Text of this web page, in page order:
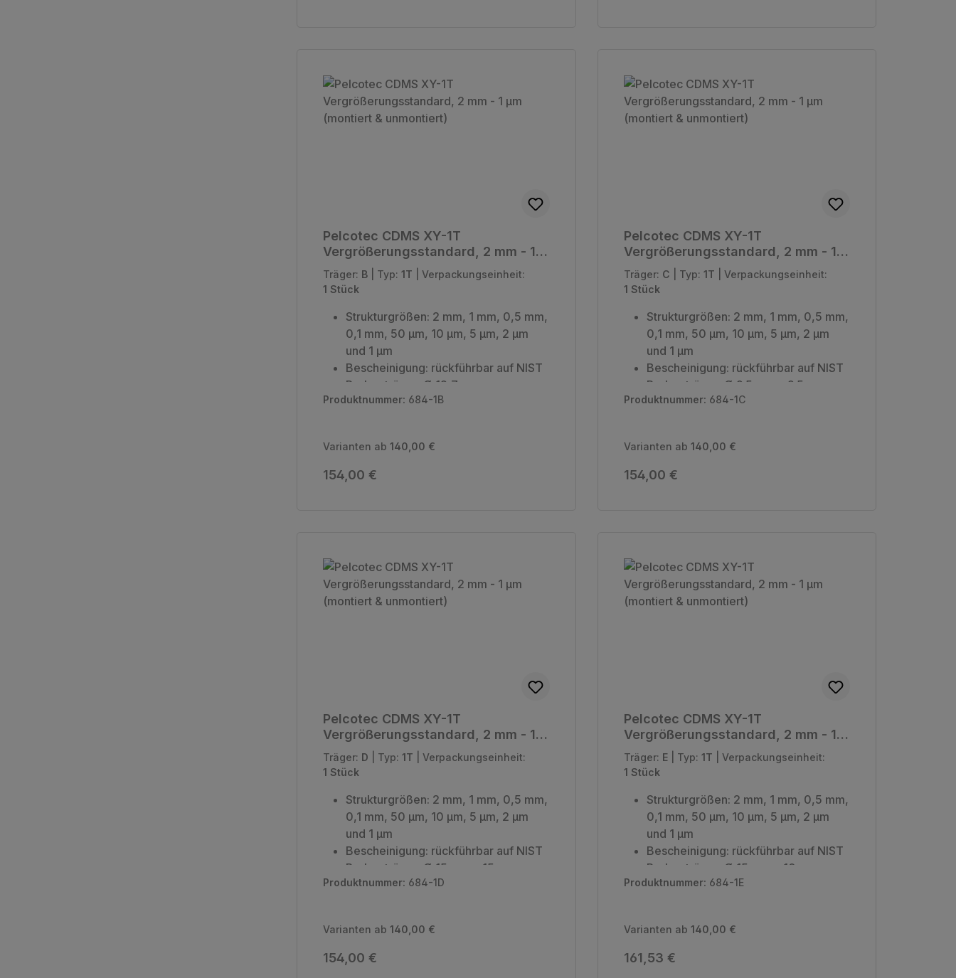
Pelcotec CDMS XY-1T
Vergrößerungsstandard, 2 mm - 1
µm (montiert & unmontiert)
Träger: B Typ: 1T
Verpackungseinheit:
1 Stück
Strukturgrößen: 2 mm, 1 mm, 0,5 mm,
0,1 mm, 50 µm, 10 µm, 5 µm, 2 µm
und 1 µm
Bescheinigung: rückführbar auf NIST
Probenträger: Ø 12,7
Stiftprobenträger (Stiftlänge 14,3 mm)
Produktnummer: 684-1B
Varianten ab 140,00 €
Regulärer Preis:
154,00 €
Pelcotec CDMS XY-1T
Vergrößerungsstandard, 2 mm - 1
µm (montiert & unmontiert)
Träger: C Typ: 1T
Verpackungseinheit:
1 Stück
Strukturgrößen: 2 mm, 1 mm, 0,5 mm,
0,1 mm, 50 µm, 10 µm, 5 µm, 2 µm
und 1 µm
Bescheinigung: rückführbar auf NIST
Probenträger: Ø 9,5 mm x 9,5 mm
Verpackungseinheit: 1 Stück
Produktnummer: 684-1C
Varianten ab 140,00 €
Regulärer Preis:
154,00 €
Pelcotec CDMS XY-1T
Vergrößerungsstandard, 2 mm - 1
µm (montiert & unmontiert)
Träger: D Typ: 1T
Verpackungseinheit:
1 Stück
Strukturgrößen: 2 mm, 1 mm, 0,5 mm,
0,1 mm, 50 µm, 10 µm, 5 µm, 2 µm
und 1 µm
Bescheinigung: rückführbar auf NIST
Probenträger: Ø 15 mm x 15 mm
Verpackungseinheit: 1 Stück
Produktnummer: 684-1D
Varianten ab 140,00 €
Regulärer Preis:
154,00 €
Pelcotec CDMS XY-1T
Vergrößerungsstandard, 2 mm - 1
µm (montiert & unmontiert)
Träger: E Typ: 1T
Verpackungseinheit:
1 Stück
Strukturgrößen: 2 mm, 1 mm, 0,5 mm,
0,1 mm, 50 µm, 10 µm, 5 µm, 2 µm
und 1 µm
Bescheinigung: rückführbar auf NIST
Probenträger: Ø 15 mm x 10 mm
Verpackungseinheit: 1 Stück
Produktnummer: 684-1E
Varianten ab 140,00 €
Regulärer Preis:
161,53 €